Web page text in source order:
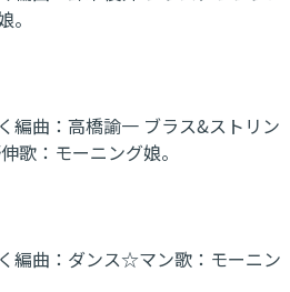
。
編曲： 高橋諭一 ブラス&ストリン
歌： モーニング娘。
編曲： ダンス☆マン歌： モーニン